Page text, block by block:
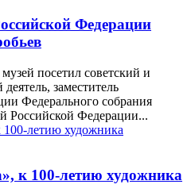
Федерации
посетил советский и
заместитель
Федерального собрания
Российской Федерации...
к 100-летию художника